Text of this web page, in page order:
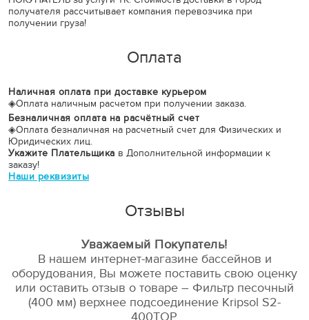
получателя рассчитывает компания перевозчика при
получении груза!
Оплата
Наличная оплата при доставке курьером
◈Оплата наличным расчетом при получении заказа.
Безналичная оплата на расчётный счет
◈Оплата безналичная на расчетный счет для Физических и
Юридических лиц.
Укажите Плательщика в Дополнительной информации к
заказу!
Наши реквизиты
Отзывы
Уважаемый Покупатель!
В нашем интернет-магазине бассейнов и
оборудования, Вы можете поставить свою оценку
или оставить отзыв о товаре – Фильтр песочный
(400 мм) верхнее подсоединение Kripsol S2-
400TOP.